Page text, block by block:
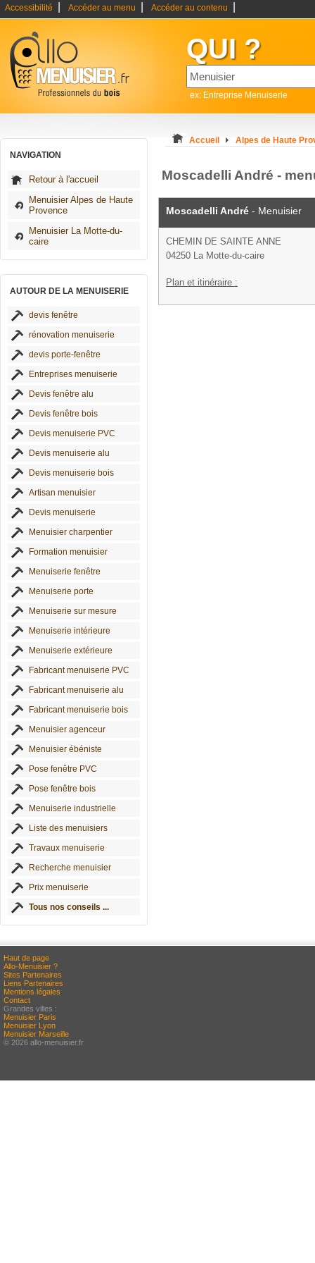
Accessibilité Accéder au menu Accéder au contenu
QUI ?
ex: Entreprise Menuiserie
NAVIGATION
Retour à l'accueil
Menuisier Alpes de Haute
Provence
Menuisier La Motte-du-
caire
AUTOUR DE LA MENUISERIE
devis fenêtre
rénovation menuiserie
devis porte-fenêtre
Entreprises menuiserie
Devis fenêtre alu
Devis fenêtre bois
Devis menuiserie PVC
Devis menuiserie alu
Devis menuiserie bois
Artisan menuisier
Devis menuiserie
Menuisier charpentier
Formation menuisier
Menuiserie fenêtre
Menuiserie porte
Menuiserie sur mesure
Menuiserie intérieure
Menuiserie extérieure
Fabricant menuiserie PVC
Fabricant menuiserie alu
Fabricant menuiserie bois
Menuisier agenceur
Menuisier ébéniste
Pose fenêtre PVC
Pose fenêtre bois
Menuiserie industrielle
Liste des menuisiers
Travaux menuiserie
Recherche menuisier
Prix menuiserie
Tous nos conseils ...
Accueil Alpes de Haute
Moscadelli André -
Moscadelli André - Menuisier
CHEMIN DE SAINTE ANNE
04250 La Motte-du-caire
Plan et itinéraire :
Haut de page
Allo-Menuisier ?
Sites Partenaires
Liens Partenaires
Mentions légales
Contact
Grandes villes :
Menuisier Paris
Menuisier Lyon
Menuisier Marseille
© 2026 allo-menuisier.fr